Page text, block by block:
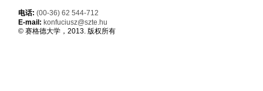
电话: (00-36) 62 544-712
E-mail: konfuciusz@szte.hu
© 赛格德大学，2013. 版权所有